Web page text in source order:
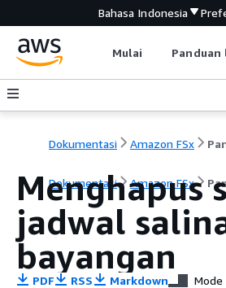
Bahasa Indonesia
Mulai Panduan
Dokumentasi Amazon FSx
Dokumentasi Amazon FSx
Menghapus
jadwal
bayangan
PDF RSS Markdown